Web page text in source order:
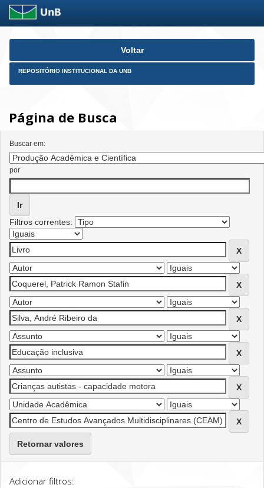
Skip
Voltar
REPOSITÓRIO INSTITUCIONAL DA UNB
Página de Busca
Buscar em:
por
Filtros correntes:
Retornar valores
Adicionar filtros: